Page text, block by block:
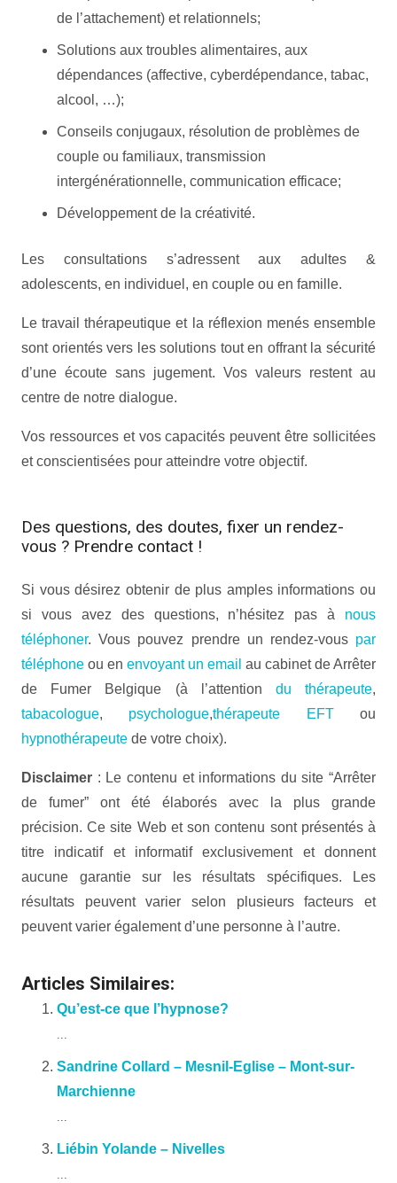
de l’attachement) et relationnels;
Solutions aux troubles alimentaires, aux
dépendances (affective, cyberdépendance, tabac,
alcool, …);
Conseils conjugaux, résolution de problèmes de
couple ou familiaux, transmission
intergénérationnelle, communication efficace;
Développement de la créativité.
Les consultations s’adressent aux adultes &
adolescents, en individuel, en couple ou en famille.
Le travail thérapeutique et la réflexion menés ensemble
sont orientés vers les solutions tout en offrant la sécurité
d’une écoute sans jugement. Vos valeurs restent au
centre de notre dialogue.
Vos ressources et vos capacités peuvent être sollicitées
et conscientisées pour atteindre votre objectif.
Des questions, des doutes, fixer un rendez-
vous ? Prendre contact !
Si vous désirez obtenir de plus amples informations ou
si vous avez des questions, n’hésitez pas à nous
téléphoner. Vous pouvez prendre un rendez-vous par
téléphone ou en envoyant un email au cabinet de Arrêter
de Fumer Belgique (à l’attention du thérapeute,
tabacologue, psychologue,thérapeute EFTou
hypnothérapeute de votre choix).
Disclaimer : Le contenu et informations du site “Arrêter
de fumer” ont été élaborés avec la plus grande
précision. Ce site Web et son contenu sont présentés à
titre indicatif et informatif exclusivement et donnent
aucune garantie sur les résultats spécifiques. Les
résultats peuvent varier selon plusieurs facteurs et
peuvent varier également d’une personne à l’autre.
Articles Similaires:
Qu’est-ce que l’hypnose?
...
Sandrine Collard – Mesnil-Eglise – Mont-sur-
Marchienne
...
Liébin Yolande – Nivelles
...